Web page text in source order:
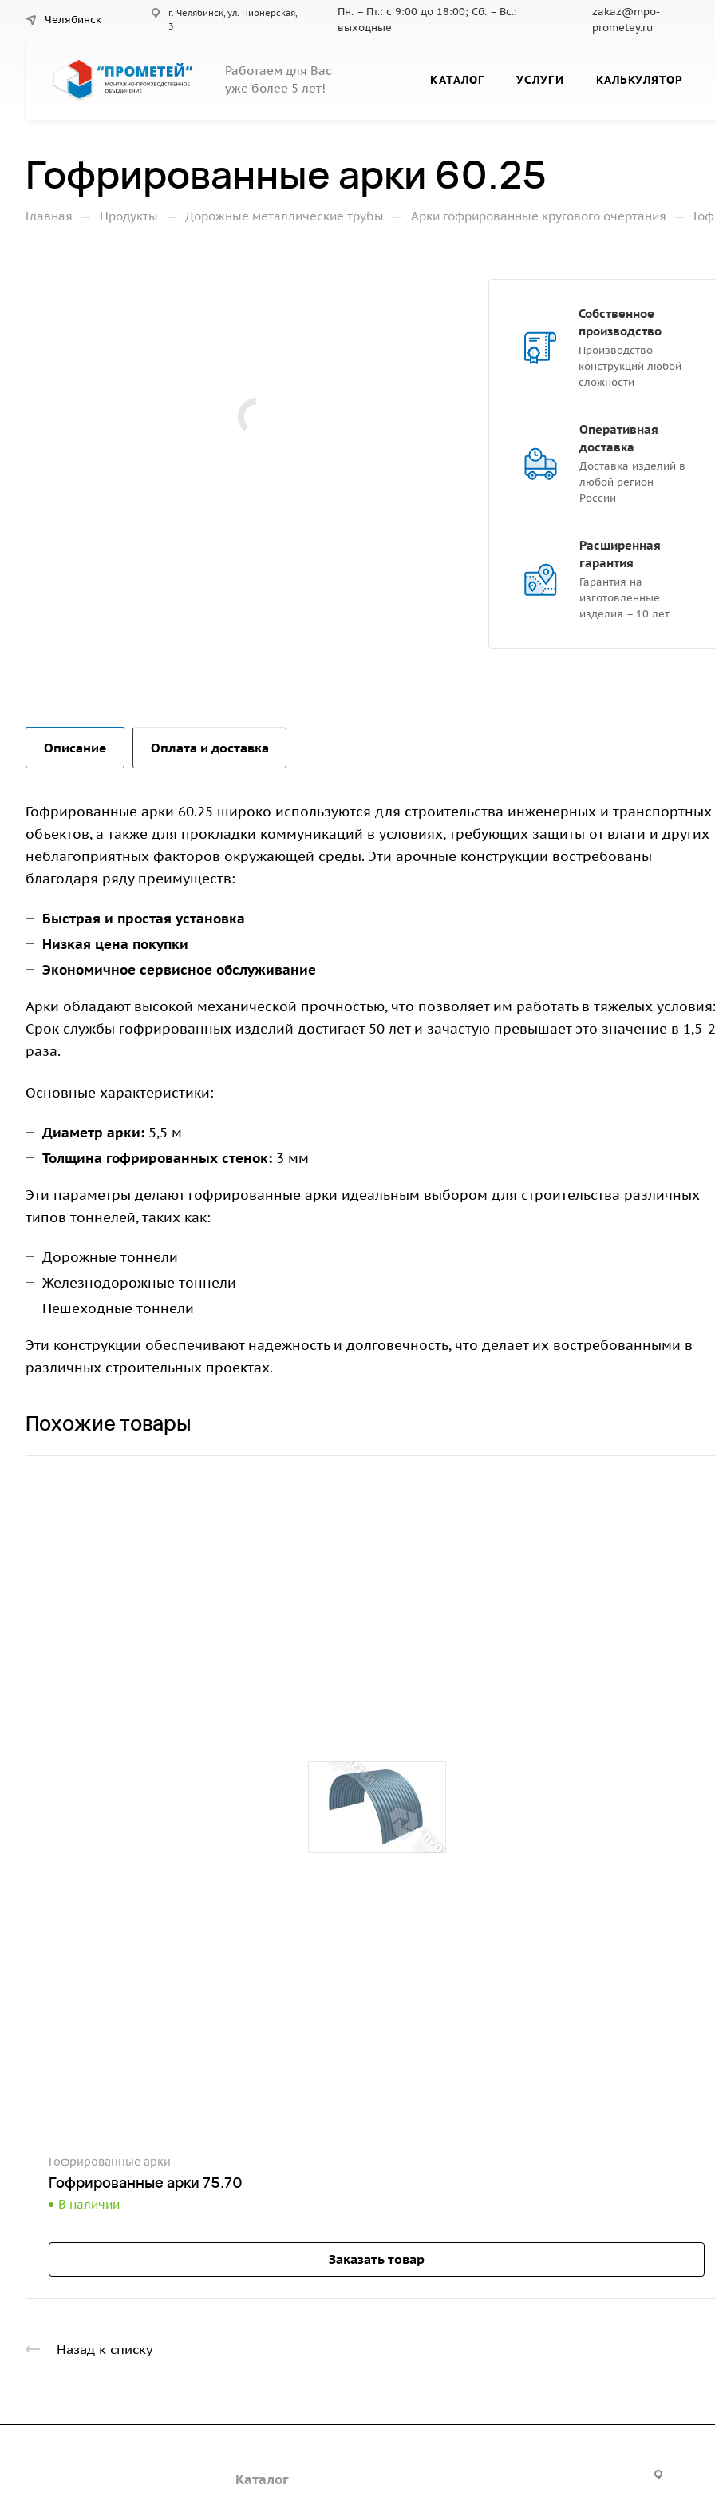
Челябинск
г. Челябинск, ул. Пионерская,
3
Пн. – Пт.: с 9:00 до 18:00; Сб. – Вс.:
выходные
zakaz@mpo-
prometey.ru
Работаем для Вас
уже более 5 лет!
КАТАЛОГ УСЛУГИ КАЛЬКУЛЯТОР
Гофрированные арки 60.25
Главная — Продукты — Дорожные металлические трубы — Арки гофрированные кругового очертания —
Собственное
производство
Производство
конструкций любой
сложности
Оперативная
доставка
Доставка изделий в
любой регион
России
Расширенная
гарантия
Гарантия на
изготовленные
изделия – 10 лет
Описание Оплата и доставка
Гофрированные арки 60.25 широко используются для строительства инженерных и транспортных
объектов, а также для прокладки коммуникаций в условиях, требующих защиты от влаги и других
неблагоприятных факторов окружающей среды. Эти арочные конструкции востребованы
благодаря ряду преимуществ:
Быстрая и простая установка
Низкая цена покупки
Экономичное сервисное обслуживание
Арки обладают высокой механической прочностью, что позволяет им работать в тяжелых
Срок службы гофрированных изделий достигает 50 лет и зачастую превышает это значение в 1,5-2
раза.
Основные характеристики:
Диаметр арки: 5,5 м
Толщина гофрированных стенок: 3 мм
Эти параметры делают гофрированные арки идеальным выбором для строительства различных
типов тоннелей, таких как:
Дорожные тоннели
Железнодорожные тоннели
Пешеходные тоннели
Эти конструкции обеспечивают надежность и долговечность, что делает их востребованными в
различных строительных проектах.
Похожие товары
Гофрированные арки
Гофрированные арки 75.70
В наличии
Заказать товар
Назад к списку
Каталог